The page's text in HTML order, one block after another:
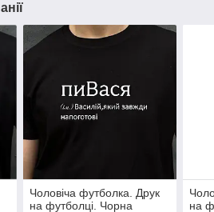
Чоловіча футболка. Друк
на футболці. Чорна
на